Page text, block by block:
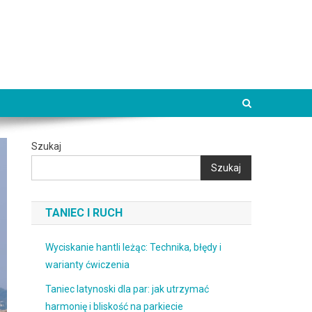
Szukaj
Szukaj
TANIEC I RUCH
Wyciskanie hantli leżąc: Technika, błędy i
warianty ćwiczenia
Taniec latynoski dla par: jak utrzymać
harmonię i bliskość na parkiecie